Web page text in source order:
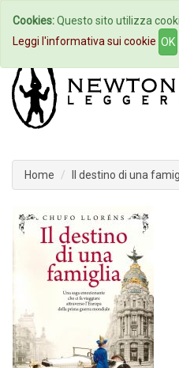
Home
Home Il destino di una
Cookies:Questo sito utilizza
Leggi l'informativa sui cookie OK